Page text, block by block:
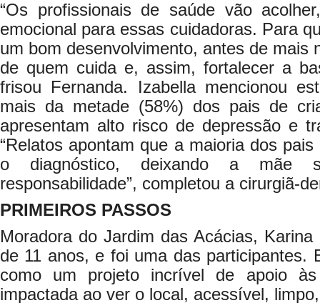
“Os profissionais de saúde vão
emocional para essas cuidadoras. Para
um bom desenvolvimento, antes de mais
de quem cuida e, assim, fortalecer a
frisou Fernanda. Izabella mencionou
mais da metade (58%) dos pais de
apresentam alto risco de depressão e
“Relatos apontam que a maioria dos
o diagnóstico, deixando a mãe
responsabilidade”, completou a cirurgiã-
PRIMEIROS PASSOS
Moradora do Jardim das Acácias,
de 11 anos, e foi uma das participantes.
como um projeto incrível de apoio às
impactada ao ver o local, acessível,